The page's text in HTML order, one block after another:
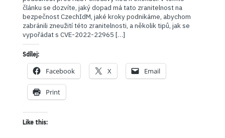
článku se dozvíte, jaký dopad má tato zranitelnost na
bezpečnost CzechIdM, jaké kroky podnikáme, abychom
zabránili zneužití této zranitelnosti, a několik tipů, jak se
vypořádat s CVE-2022-22965 […]
Sdílej:
Facebook X Email
Print
Like this: